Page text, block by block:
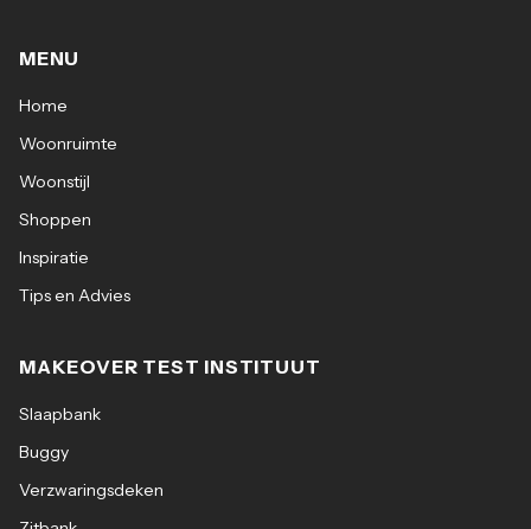
MENU
Home
Woonruimte
Woonstijl
Shoppen
Inspiratie
Tips en Advies
MAKEOVER TEST INSTITUUT
Slaapbank
Buggy
Verzwaringsdeken